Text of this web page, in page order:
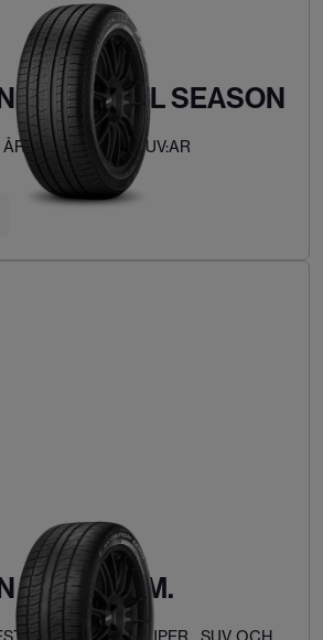
VERDE ALL SEASON
RUNT FÖR SUV:AR
ZERO ASIM.
FÖR PICKUPER , SUV OCH